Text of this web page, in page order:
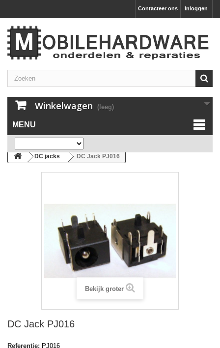
Inloggen
Contacteer ons
Winkelwagen (leeg)
MENU
DC jacks DC Jack PJ016
Bekijk groter
DC Jack PJ016
Referentie: PJ016